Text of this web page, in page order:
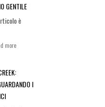
GENTILE
è
more
I